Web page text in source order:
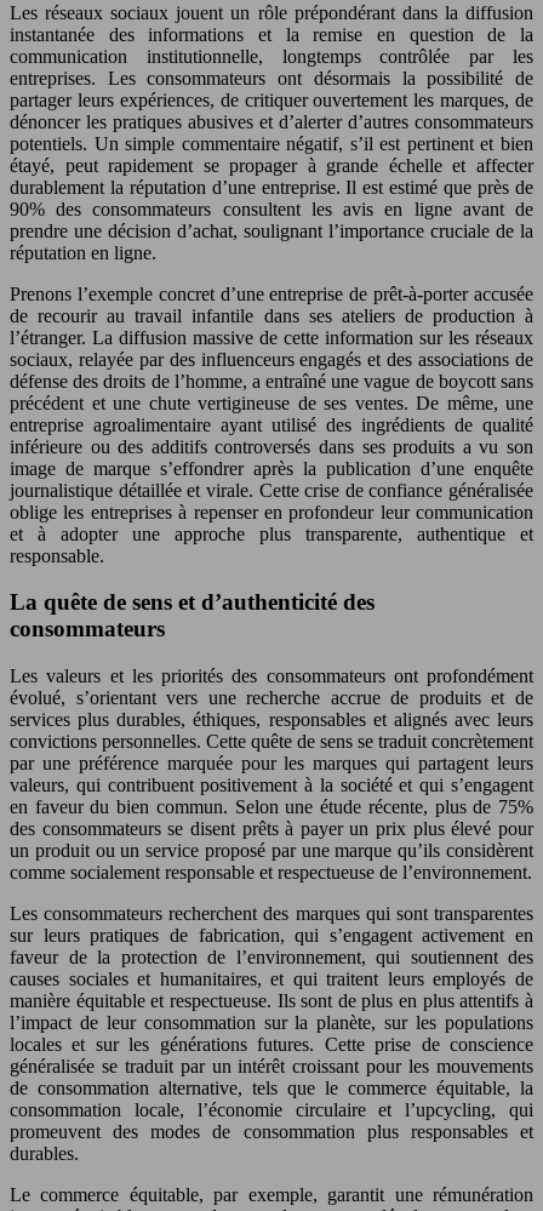
Les réseaux sociaux jouent un rôle prépondérant dans la diffusion
instantanée des informations et la remise en question de la
communication institutionnelle, longtemps contrôlée par les
entreprises. Les consommateurs ont désormais la possibilité de
partager leurs expériences, de critiquer ouvertement les marques, de
dénoncer les pratiques abusives et d’alerter d’autres consommateurs
potentiels. Un simple commentaire négatif, s’il est pertinent et bien
étayé, peut rapidement se propager à grande échelle et affecter
durablement la réputation d’une entreprise. Il est estimé que près de
90% des consommateurs consultent les avis en ligne avant de
prendre une décision d’achat, soulignant l’importance cruciale de la
réputation en ligne.
Prenons l’exemple concret d’une entreprise de prêt-à-porter accusée
de recourir au travail infantile dans ses ateliers de production à
l’étranger. La diffusion massive de cette information sur les réseaux
sociaux, relayée par des influenceurs engagés et des associations de
défense des droits de l’homme, a entraîné une vague de boycott sans
précédent et une chute vertigineuse de ses ventes. De même, une
entreprise agroalimentaire ayant utilisé des ingrédients de qualité
inférieure ou des additifs controversés dans ses produits a vu son
image de marque s’effondrer après la publication d’une enquête
journalistique détaillée et virale. Cette crise de confiance généralisée
oblige les entreprises à repenser en profondeur leur communication
et à adopter une approche plus transparente, authentique et
responsable.
La quête de sens et d’authenticité des
consommateurs
Les valeurs et les priorités des consommateurs ont profondément
évolué, s’orientant vers une recherche accrue de produits et de
services plus durables, éthiques, responsables et alignés avec leurs
convictions personnelles. Cette quête de sens se traduit concrètement
par une préférence marquée pour les marques qui partagent leurs
valeurs, qui contribuent positivement à la société et qui s’engagent
en faveur du bien commun. Selon une étude récente, plus de 75%
des consommateurs se disent prêts à payer un prix plus élevé pour
un produit ou un service proposé par une marque qu’ils considèrent
comme socialement responsable et respectueuse de l’environnement.
Les consommateurs recherchent des marques qui sont transparentes
sur leurs pratiques de fabrication, qui s’engagent activement en
faveur de la protection de l’environnement, qui soutiennent des
causes sociales et humanitaires, et qui traitent leurs employés de
manière équitable et respectueuse. Ils sont de plus en plus attentifs à
l’impact de leur consommation sur la planète, sur les populations
locales et sur les générations futures. Cette prise de conscience
généralisée se traduit par un intérêt croissant pour les mouvements
de consommation alternative, tels que le commerce équitable, la
consommation locale, l’économie circulaire et l’upcycling, qui
promeuvent des modes de consommation plus responsables et
durables.
Le commerce équitable, par exemple, garantit une rémunération